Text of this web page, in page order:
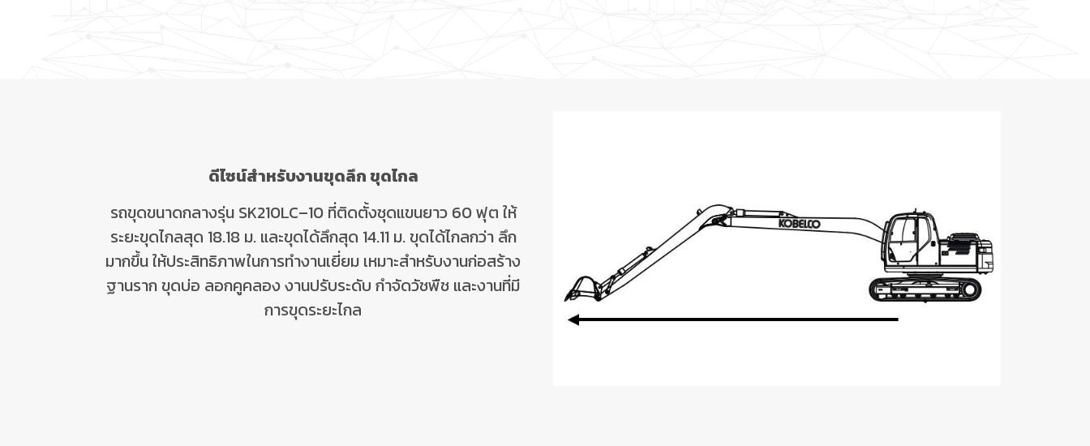
ดีไซน์สำหรับงานขุดลึก ขุดไกล
รถขุดขนาดกลางรุ่น SK210LC–10 ที่ติดตั้งชุดแขนยาว 60ฟุต ให้
ระยะขุดไกลสุด 18.18 ม. และขุดได้ลึกสุด 14.11 ม. ขุดได้ไกลกว่า ลึก
มากขึ้น ให้ประสิทธิภาพในการทำงานเยี่ยม เหมาะสำหรับงานก่อสร้าง
ฐานราก ขุดบ่อ ลอกคูคลอง งานปรับระดับ กำจัดวัชพืช และงานที่มี
การขุดระยะไกล